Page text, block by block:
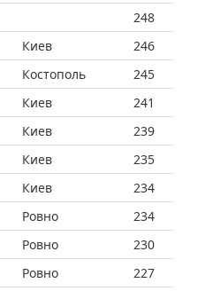
248
Киев
246
Костополь
245
Киев
241
Киев
239
Киев
235
Киев
234
Ровно
234
Ровно
230
Ровно
227